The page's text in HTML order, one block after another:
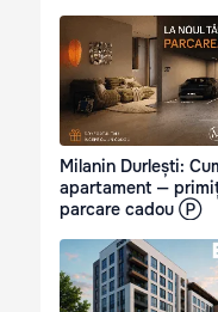
Milanin Durlești:
apartament —
parcare cadou Ⓟ